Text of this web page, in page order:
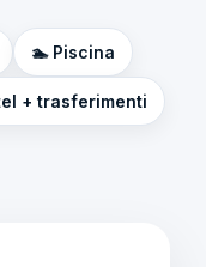
🏊 Piscina
+ trasferimenti